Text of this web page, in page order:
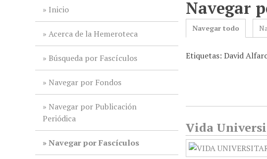
Inicio
Acerca de la Hemeroteca
Búsqueda por Fascículos
Navegar por Fondos
Navegar por Publicación
Periódica
Navegar por Fascículos
Navegar
Navegar todo
Etiquetas: David
Vida